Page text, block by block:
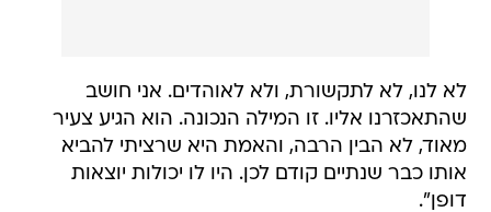
לא לנו, לא לתקשורת, ולא לאוהדים. אני חושב
שהתאכזרנו אליו. זו המילה הנכונה. הוא הגיע צעיר
מאוד, לא הבין הרבה, והאמת היא שרציתי להביא
אותו כבר שנתיים קודם לכן. היו לו יכולות יוצאות
דופן".